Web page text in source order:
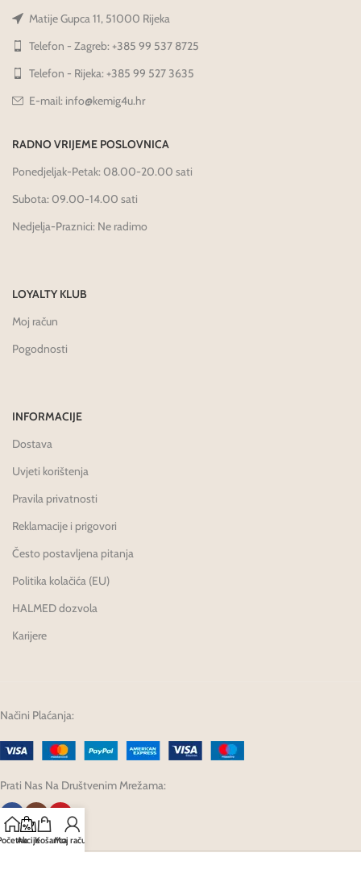
Matije Gupca 11, 51000 Rijeka
Telefon - Zagreb: +385 99 537 8725
Telefon - Rijeka: +385 99 527 3635
E-mail: info@kemig4u.hr
RADNO VRIJEME POSLOVNICA
Ponedjeljak-Petak: 08.00-20.00 sati
Subota: 09.00-14.00 sati
Nedjelja-Praznici: Ne radimo
LOYALTY KLUB
Moj račun
Pogodnosti
INFORMACIJE
Dostava
Uvjeti korištenja
Pravila privatnosti
Reklamacije i prigovori
Često postavljena pitanja
Politika kolačića (EU)
HALMED dozvola
Karijere
Načini Plaćanja:
Prati Nas Na Društvenim Mrežama:
AkcijeKošaricaMoj račun